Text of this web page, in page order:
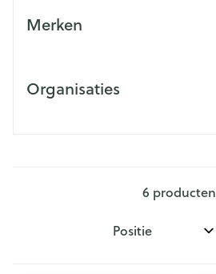
Merken
Organisaties
6 producten
Sorteer op: